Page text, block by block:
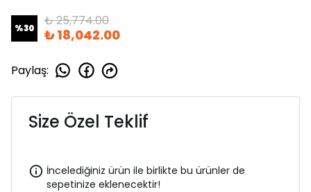
%30 ₺ 25,774.00
₺ 18,042.00
Paylaş:
Size Özel Teklif
İncelediğiniz ürün ile birlikte bu ürünler de
sepetinize eklenecektir!